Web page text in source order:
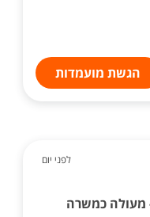
הגשת מועמדות
לפני יום
מעולה כמשרה